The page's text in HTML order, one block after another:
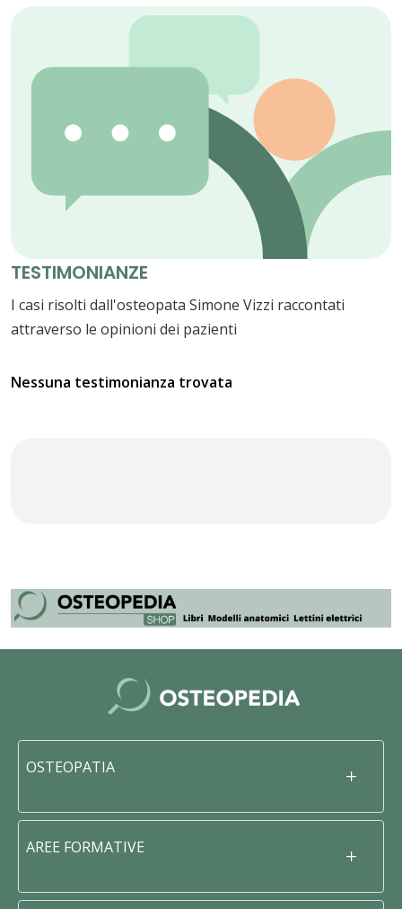
TESTIMONIANZE
I casi risolti dall'osteopata Simone Vizzi raccontati
attraverso le opinioni dei pazienti
Nessuna testimonianza trovata
OSTEOPATIA
AREE FORMATIVE